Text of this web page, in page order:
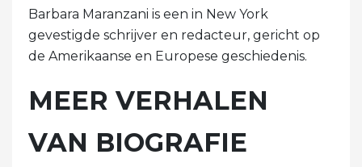
Barbara Maranzani is een in New York
gevestigde schrijver en redacteur, gericht op
de Amerikaanse en Europese geschiedenis.
MEER VERHALEN
VAN BIOGRAFIE